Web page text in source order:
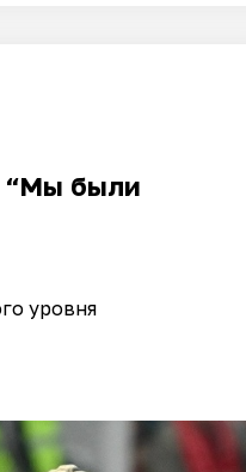
“Мы были
уровня